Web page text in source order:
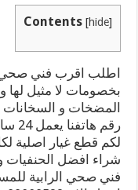
Contents [hide]
اطلب اقرب فني صحي
بخصومات لا مثيل
المضخات و السخانات
لكم قطع غيار اصلية
شراء افضل
فني صحي الرابية